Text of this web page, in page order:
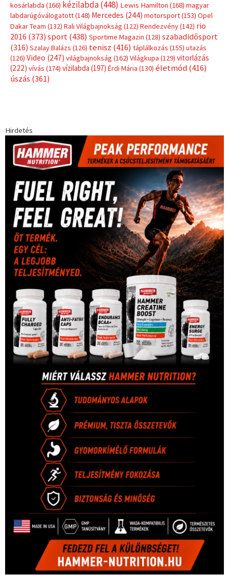
kosárlabda (166) kézilabda(448) Lewis Hamilton (168) magyar
labdarúgóválogatott(148) Mercedes (244) motorsport(153) Opel
Dakar Team (132) Rali Világbajnokság (122) Rendezvény(142) rio
2016 (373) sport(438) Sportime Magazin (128) szabadidősport
(316) Szalay Balázs (126) tenisz (416) táplálkozás (155) utazás
(126) Video (247) világbajnokság (162) Világkupa (129) vitorlázás
(222) vívás (174) vízilabda (197) Érdi Mária (130) életmód(416)
úszás (361)
Hirdetés